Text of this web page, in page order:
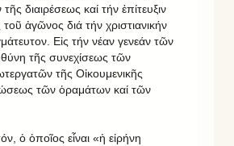
διαιρέσεως καί τήν ἐπίτευξιν
ἀγῶνος διά τήν χριστιανικήν
Εἰς τήν νέαν γενεάν τῶν
τῆς συνεχίσεως τῶν
τῆς Οἰκουμενικῆς
τῶν ὁραμάτων καί τῶν
ὁ ὁποῖος εἶναι «ἡ εἰρήνη